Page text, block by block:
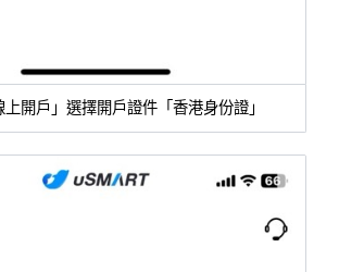
開戶」選擇開戶證件「香港身份證」